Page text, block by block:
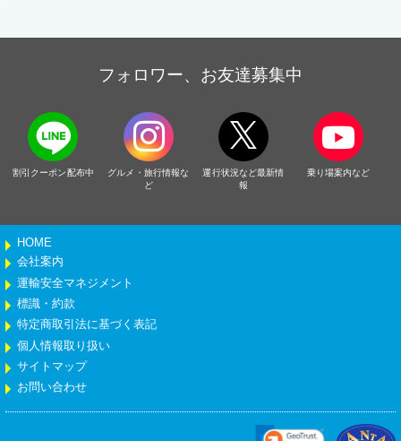
フォロワー、お友達募集中
割引クーポン配布中
グルメ・旅行情報な
ど
運行状況など最新情
報
乗り場案内など
HOME
会社案内
運輸安全マネジメント
標識・約款
特定商取引法に基づく表記
個人情報取り扱い
サイトマップ
お問い合わせ